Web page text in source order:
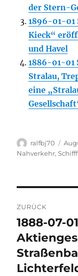
der Stern-
1896-01-01
Kieck“
und Havel
1886-01-01
Stralau,
eine
Autor
ralfbj70
am
Nahverkehr,
ZURÜCK
Vorheriger
Beitrag:
1888-07-